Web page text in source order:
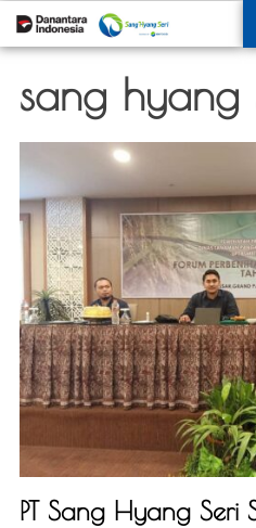
sang hyang
PT Sang Hyang